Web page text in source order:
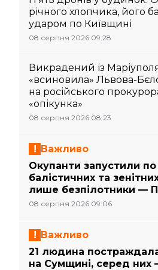
річного хлопчика, його
ударом по Київщині
08 серпня 2026 09:28
Викрадений із
«всиновила» Львова-
на російського
«опікунка»
08 серпня 2026 08:23
Важливо
Окупанти запустили по
балістичних та
лише безпілотники —
08 серпня 2026 09:06
Важливо
21 людина
на Сумщині, серед них